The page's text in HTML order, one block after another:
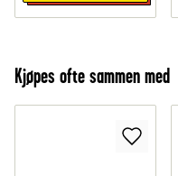
Kjøpes ofte sammen med